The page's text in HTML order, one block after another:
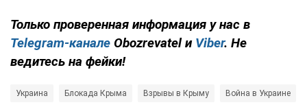
Только проверенная информация у нас в
Telegram-канале Obozrevatel и Viber. Не
ведитесь на фейки!
Украина Блокада Крыма Взрывы в Крыму Война в Украине